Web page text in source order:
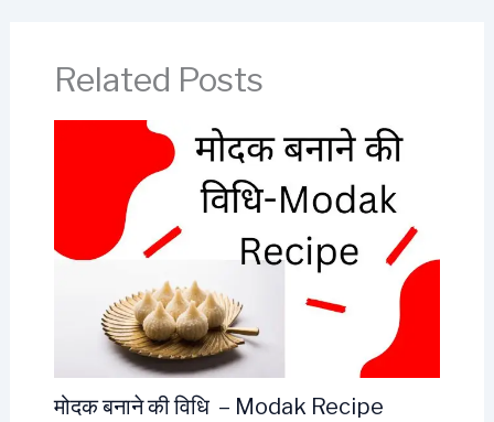
Related Posts
मोदक बनाने की विधि – Modak Recipe